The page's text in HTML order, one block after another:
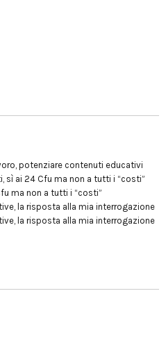
potenziare contenuti educativi
sì ai 24 Cfu ma non a tutti i “costi”
ma non a tutti i “costi”
la risposta alla mia interrogazione
la risposta alla mia interrogazione